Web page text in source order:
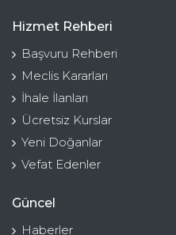
Hizmet Rehberi
Başvuru Rehberi
Meclis Kararları
İhale İlanları
Ücretsiz Kurslar
Yeni Doğanlar
Vefat Edenler
Güncel
Haberler